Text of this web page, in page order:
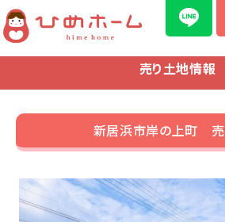
売り土地情報
新居浜市岸の上町 売